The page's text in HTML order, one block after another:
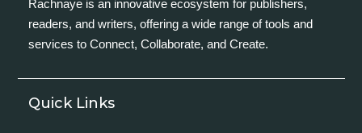
Rachnaye is an innovative ecosystem for publishers,
readers, and writers, offering a wide range of tools and
services to Connect, Collaborate, and Create.
Quick Links